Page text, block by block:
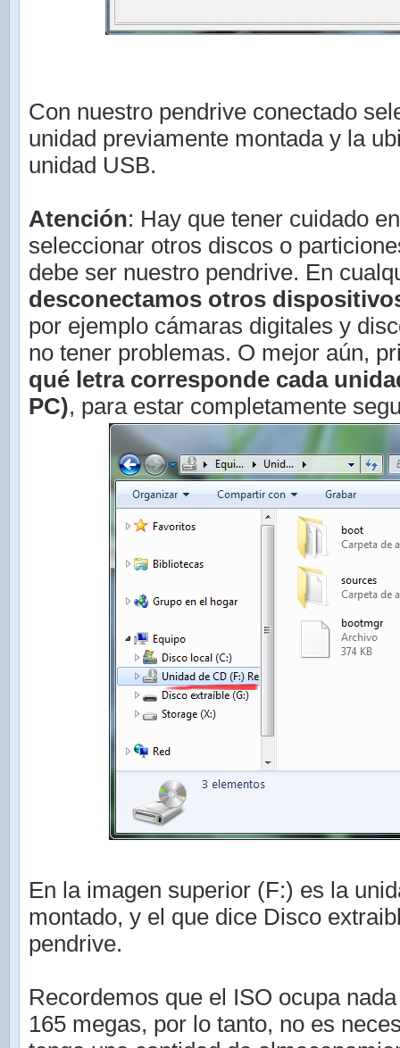
Con nuestro pendrive conectado
unidad previamente montada y la
unidad USB.
Atención: Hay que tener cuidado
seleccionar otros discos o
debe ser nuestro pendrive. En
desconectamos otros
por ejemplo cámaras digitales y
no tener problemas. O mejor aún,
qué letra corresponde cada
PC), para estar completamente
En la imagen superior (F:) es la
montado, y el que dice Disco
pendrive.
Recordemos que el ISO ocupa
165 megas, por lo tanto, no es